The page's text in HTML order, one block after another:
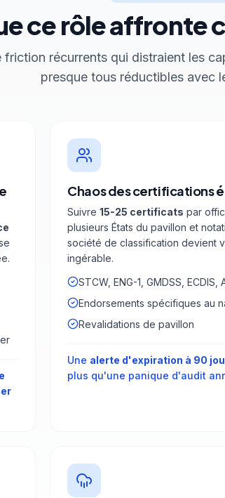
ce rôle affronte
friction récurrents qui distraient les
presque tous réductibles avec
Chaos des certifications
Suivre15-25 certificats par
plusieurs États du pavillon et
société de classification devient
ingérable.
STCW, ENG-1, GMDSS, ECDIS,
Endorsements spécifiques au
Revalidations de pavillon
Une alerte d'expiration à 90
plus qu'une panique d'audit